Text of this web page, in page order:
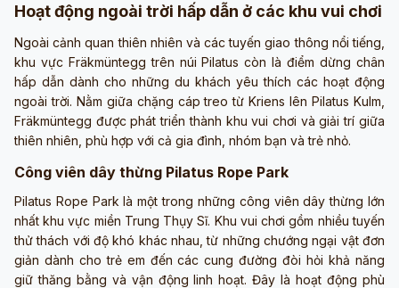
Hoạt động ngoài trời hấp dẫn ở các khu vui chơi
Ngoài cảnh quan thiên nhiên và các tuyến giao thông nổi tiếng,
khu vực Fräkmüntegg trên núi Pilatus còn là điểm dừng chân
hấp dẫn dành cho những du khách yêu thích các hoạt động
ngoài trời. Nằm giữa chặng cáp treo từ Kriens lên Pilatus Kulm,
Fräkmüntegg được phát triển thành khu vui chơi và giải trí giữa
thiên nhiên, phù hợp với cả gia đình, nhóm bạn và trẻ nhỏ.
Công viên dây thừng Pilatus Rope Park
Pilatus Rope Park là một trong những công viên dây thừng lớn
nhất khu vực miền Trung Thụy Sĩ. Khu vui chơi gồm nhiều tuyến
thử thách với độ khó khác nhau, từ những chướng ngại vật đơn
giản dành cho trẻ em đến các cung đường đòi hỏi khả năng
giữ thăng bằng và vận động linh hoạt. Đây là hoạt động phù